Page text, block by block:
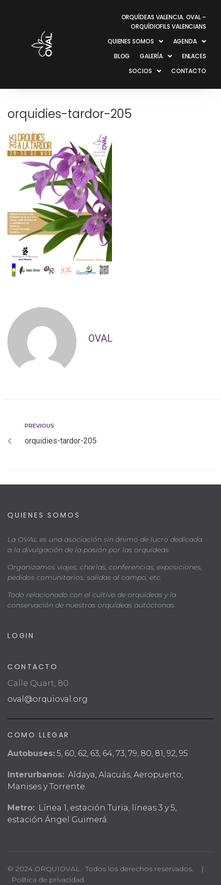
ORQUÍDEAS VALENCIA. OVAL –
ORQUÍDIOFILS VALENCIANS
QUIENES SOMOS
AGENDA
BLOG
GALERÍA
ENLACES
SOCIOS
CONTACTO
orquidies-tardor-205
OVAL
PREVIOUS
orquidies-tardor-205
QUIENES SOMOS
La OVAL es una asociación sin ánimo de lucro dedicada
a la divulgación de la pasión por las orquídeas.
Organizamos viajes, charlas, conferencias, exposiciones,
pedidos comunitarios, salidas al campo, etc.
Todo relacionado con el cultivo de orquídeas y la
conservación de nuestras orquídeas autóctonas.
LOGIN
CONTACTO
Calle Quart, 80
oval@orquioval.org
COMO LLEGAR
Autobuses: 5, 60, 62, 63, 64, 73, 79, 80, 81, 92, 95
Interurbanos: Aldaya, Alacuás, Aeropuerto,
Manises y Torrente.
Metro: Línea 1, estación Turia, líneas 3 y 5,
estación Ángel Guimerá.
© 2024 ORQUIOVAL. Todos los derechos reservados. |
Política de privacidad.